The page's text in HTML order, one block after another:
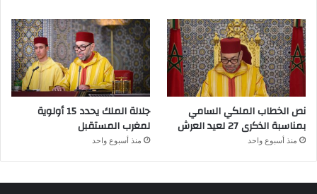
نص الخطاب الملكي السامي
بمناسبة الذكرى 27 لعيد العرش
منذ أسبوع واحد
جلالة الملك يحدد 15 أولوية
لمغرب المستقبل
منذ أسبوع واحد